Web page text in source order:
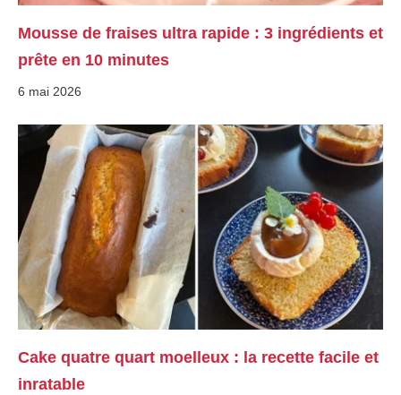
Mousse de fraises ultra rapide : 3 ingrédients et
prête en 10 minutes
6 mai 2026
Cake quatre quart moelleux : la recette facile et
inratable